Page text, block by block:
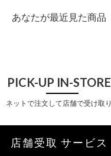
あなたが最近見た商品
PICK-UP IN-STORE
ネットで注文して店舗で受け取り
店舗受取 サービス